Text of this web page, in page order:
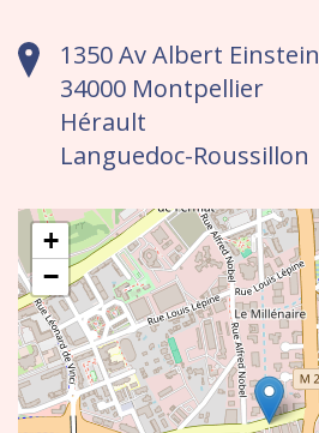
1350 Av Albert Einstein
34000 Montpellier
Hérault
Languedoc-Roussillon
+
−